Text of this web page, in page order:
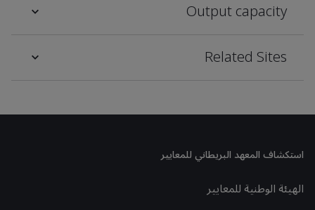
Output capacity
Related Sites
استكشاف المعهد البريطاني للمعايير
الهيئة الوطنية للمعايير